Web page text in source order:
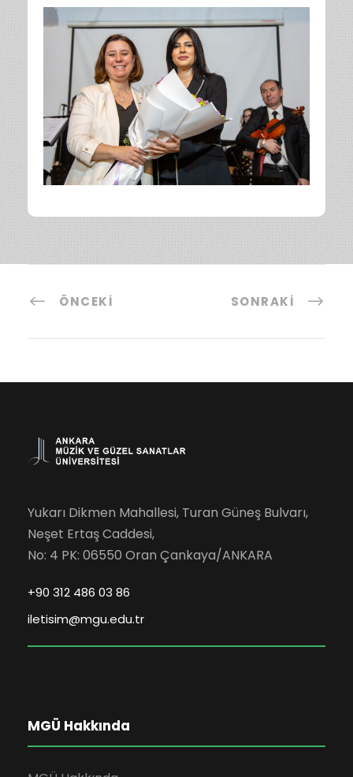
ÖNCEKI SONRAKI
Yukarı Dikmen Mahallesi, Turan Güneş Bulvarı,
Neşet Ertaş Caddesi,
No: 4 PK: 06550 Oran Çankaya/ANKARA
+90 312 486 03 86
iletisim@mgu.edu.tr
MGÜ Hakkında